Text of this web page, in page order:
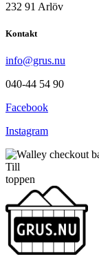
232 91 Arlöv
Kontakt
info@grus.nu
040-44 54 90
Facebook
Instagram
Till
toppen